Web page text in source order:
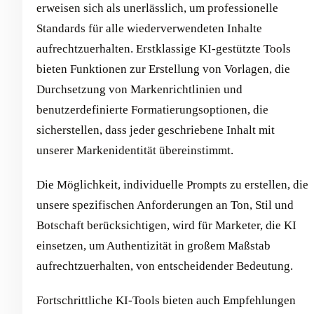
erweisen sich als unerlässlich, um professionelle
Standards für alle wiederverwendeten Inhalte
aufrechtzuerhalten. Erstklassige KI-gestützte Tools
bieten Funktionen zur Erstellung von Vorlagen, die
Durchsetzung von Markenrichtlinien und
benutzerdefinierte Formatierungsoptionen, die
sicherstellen, dass jeder geschriebene Inhalt mit
unserer Markenidentität übereinstimmt.
Die Möglichkeit, individuelle Prompts zu erstellen, die
unsere spezifischen Anforderungen an Ton, Stil und
Botschaft berücksichtigen, wird für Marketer, die KI
einsetzen, um Authentizität in großem Maßstab
aufrechtzuerhalten, von entscheidender Bedeutung.
Fortschrittliche KI-Tools bieten auch Empfehlungen